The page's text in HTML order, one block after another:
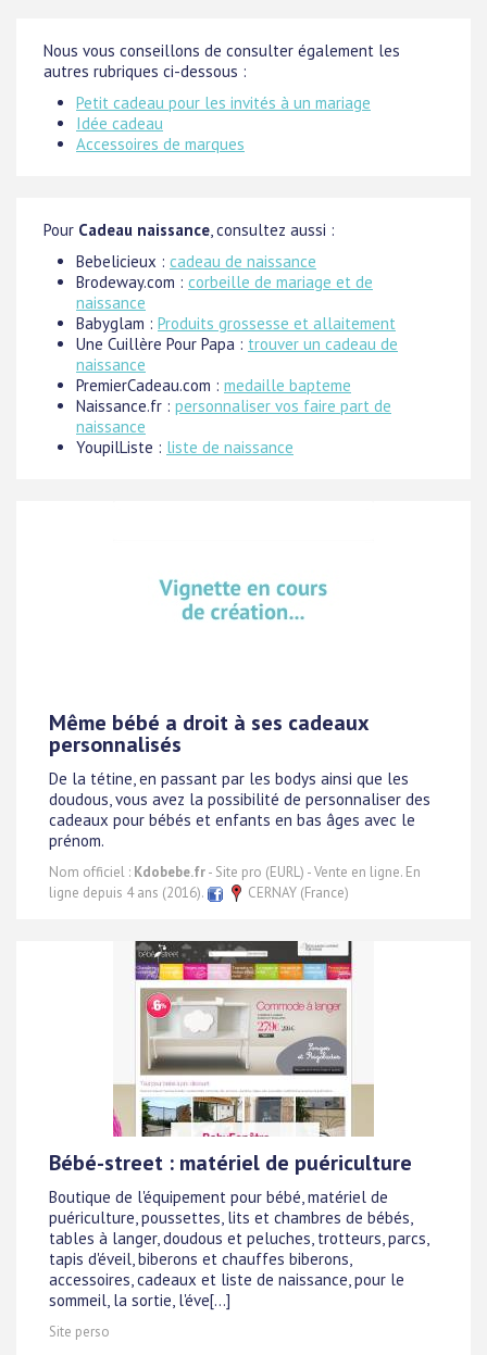
Nous vous conseillons de consulter également les
autres rubriques ci-dessous :
Petit cadeau pour les invités à un mariage
Idée cadeau
Accessoires de marques
Pour Cadeau naissance , consultez aussi :
Bebelicieux : cadeau de naissance
Brodeway.com : corbeille de mariage et de
naissance
Babyglam : Produits grossesse et allaitement
Une Cuillère Pour Papa : trouver un cadeau de
naissance
PremierCadeau.com : medaille bapteme
Naissance.fr : personnaliser vos faire part de
naissance
YoupilListe : liste de naissance
Même bébé a droit à ses cadeaux
personnalisés
De la tétine, en passant par les bodys ainsi que les
doudous, vous avez la possibilité de personnaliser des
cadeaux pour bébés et enfants en bas âges avec le
prénom.
Nom officiel : Kdobebe.fr- Site pro (EURL) - Vente en ligne. En
ligne depuis 4 ans (2016).
CERNAY (France)
Bébé-street : matériel de puériculture
Boutique de l'équipement pour bébé, matériel de
puériculture, poussettes, lits et chambres de bébés,
tables à langer, doudous et peluches, trotteurs, parcs,
tapis d'éveil, biberons et chauffes biberons,
accessoires, cadeaux et liste de naissance, pour le
sommeil, la sortie, l'éve[...]
Site perso